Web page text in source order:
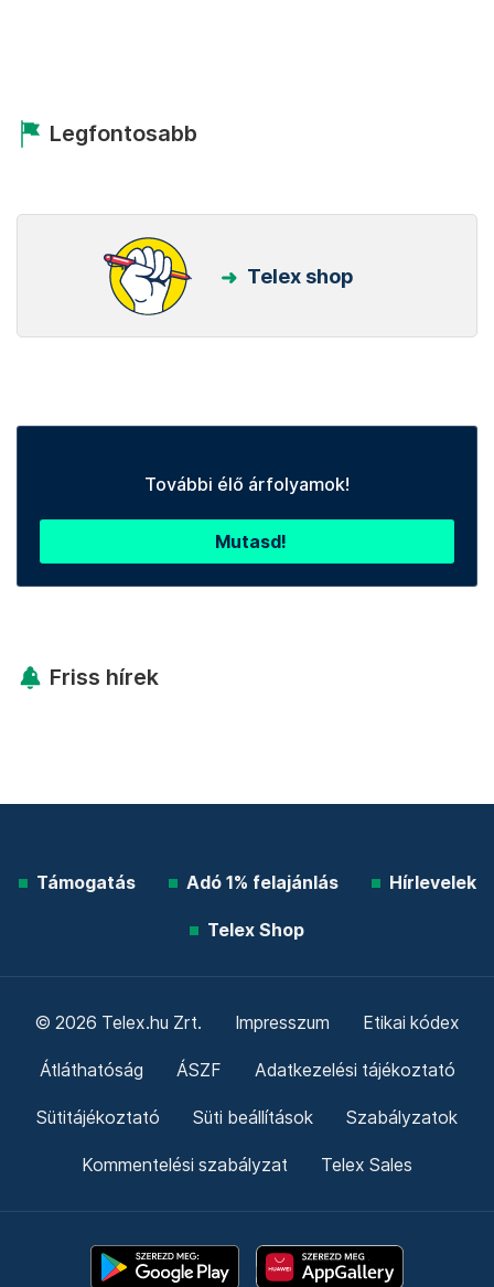
Legfontosabb
Telex shop
További élő árfolyamok!
Mutasd!
Friss hírek
Támogatás Adó 1% felajánlás Hírlevelek
Telex Shop
© 2026 Telex.hu Zrt. Impresszum Etikai kódex
Átláthatóság ÁSZF Adatkezelési tájékoztató
Sütitájékoztató Süti beállítások Szabályzatok
Kommentelési szabályzat Telex Sales